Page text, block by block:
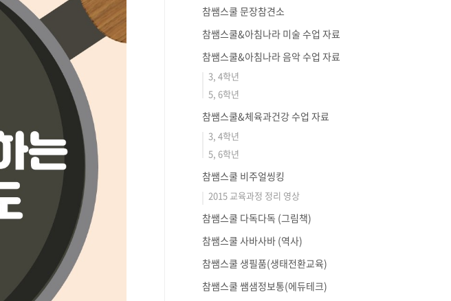
참쌤스쿨 문장참견소
참쌤스쿨&아침나라 미술 수업 자료
참쌤스쿨&아침나라 음악 수업 자료
3, 4학년
5, 6학년
참쌤스쿨&체육과건강 수업 자료
3, 4학년
5, 6학년
참쌤스쿨 비주얼씽킹
2015 교육과정 정리 영상
참쌤스쿨 다독다독 (그림책)
참쌤스쿨 사바사바 (역사)
참쌤스쿨 생필품(생태전환교육)
참쌤스쿨 쌤샘정보통(에듀테크)